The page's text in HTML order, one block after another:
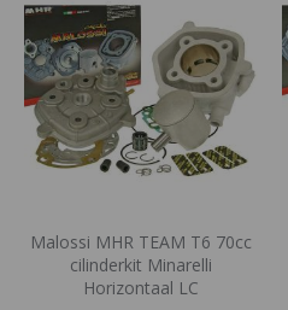
Malossi MHR TEAM T6 70cc
cilinderkit Minarelli
Horizontaal LC